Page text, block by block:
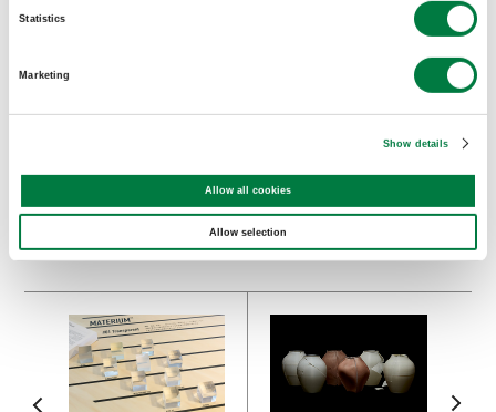
Statistics
Marketing
Show details
Allow all cookies
Allow selection
規性の高いコンセプト提案など、幅広いデザイ
石河 泰治朗
Taijiro Ishiko Design / 京都工芸繊維大学大
学院デザイン学専攻修了。デンマークのデザイ
ナーLars Vejen氏に師事し、京都を拠点にプ
ロダクトデザインを中心に活動している。